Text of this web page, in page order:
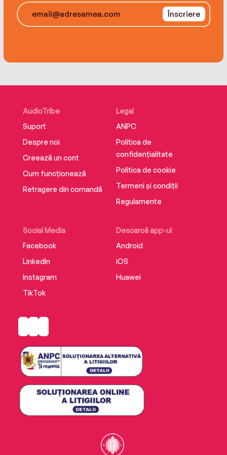
Înscriere
AudioTribe
Suport
Despre noi
Creează un cont
Cum funcționează
Retragere din comandă
Social Media
Facebook
LinkedIn
Instagram
TikTok
Descarcă app-ul
Android
iOS
Huawei
Legal
ANPC
Politica de
confidențialitate
Politica de cookie
Termeni și condiții
Regulamente